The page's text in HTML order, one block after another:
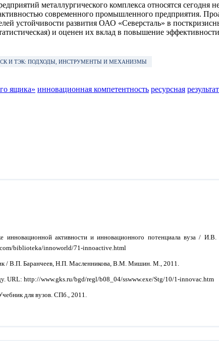
металлургического комплекса относятся
современного промышленного предприятия.
устойчивости развития ОАО «Северсталь» в
и оценен их вклад в повышение
И ТЭК: ПОДХОДЫ, ИНСТРУМЕНТЫ И МЕХАНИЗМЫ
ящика» инновационная компетентность ресурсная
активности и инновационного потенциала вуза /
biblioteka/innoworld/71-innoactive.html
/ В.П. Баранчеев, Н.П. Масленникова, В.М. Мишин. М., 2011.
URL: http://www.gks.ru/bgd/regl/b08_04/sswww.exe/Stg/10/1-innovac.htm
для вузов. СПб., 2011.